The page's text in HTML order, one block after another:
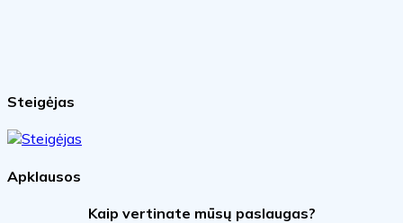
Steigėjas
Apklausos
Kaip vertinate mūsų paslaugas?